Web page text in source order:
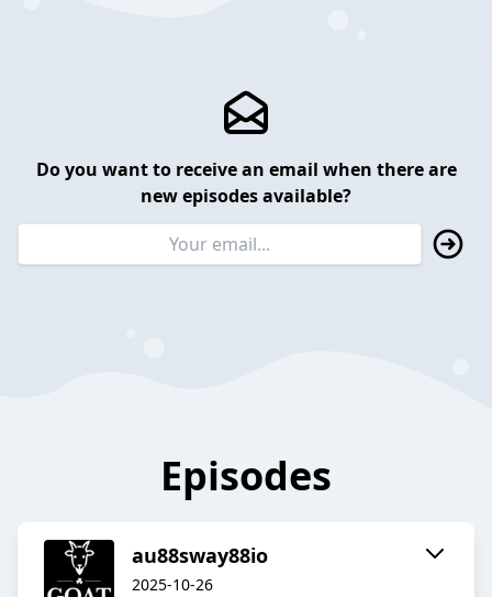
Do you want to receive an email when there are
new episodes available?
Episodes
au88sway88io
2025-10-26